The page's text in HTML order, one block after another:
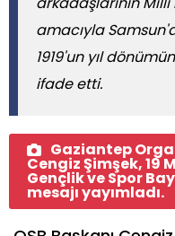
amacıyla
1919'un yıl
ifade etti.
Gaziantep
Cengiz Şimşek, 19
Gençlik ve Spor
mesajı yayımladı.